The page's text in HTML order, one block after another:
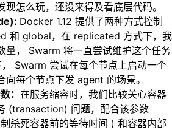
怎么玩，还没来得及看底层代码。
Docker 1.12 提供了两种方式控制
和 global，在 replicated 方式下，我
量， Swarm 将一直尝试维护这个任务
Swarm 尝试在每个节点上启动一个
向每个节点下发 agent 的场景。
： 在服务缩容时，我们比较关心容器
(transaction) 问题，配合该参数
杀死容器前的等待时间 ) 和容器内部